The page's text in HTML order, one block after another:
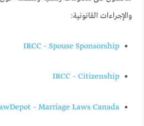
والإجراءات القانونية:
IRCC – Spouse Sponsorship
IRCC – Citizenship
– Marriage Laws Canada